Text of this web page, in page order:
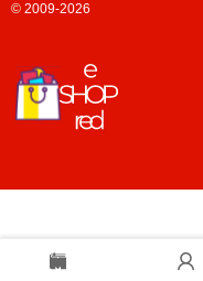
© 2009-2026